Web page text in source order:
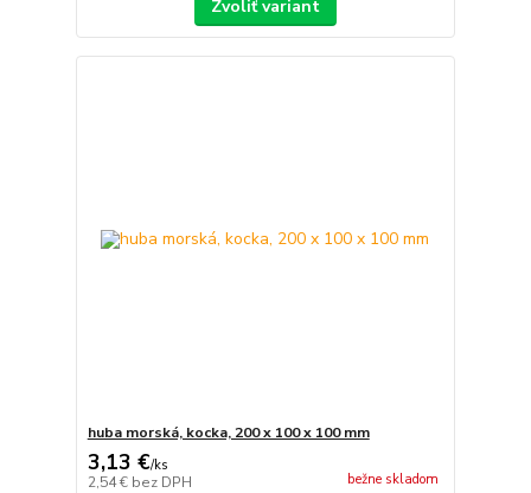
Zvoliť variant
huba morská, kocka, 200 x 100 x 100 mm
3,13 €/ks
2,54 € bez DPH bežne skladom